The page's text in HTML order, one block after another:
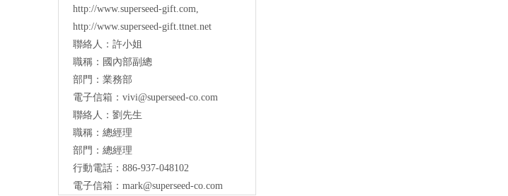
http://www.superseed-gift.com,
http://www.superseed-gift.ttnet.net
聯絡人：許小姐
職稱：國內部副總
部門：業務部
電子信箱： vivi@superseed-co.com
聯絡人：劉先生
職稱：總經理
部門：總經理
行動電話：886-937-048102
電子信箱： mark@superseed-co.com